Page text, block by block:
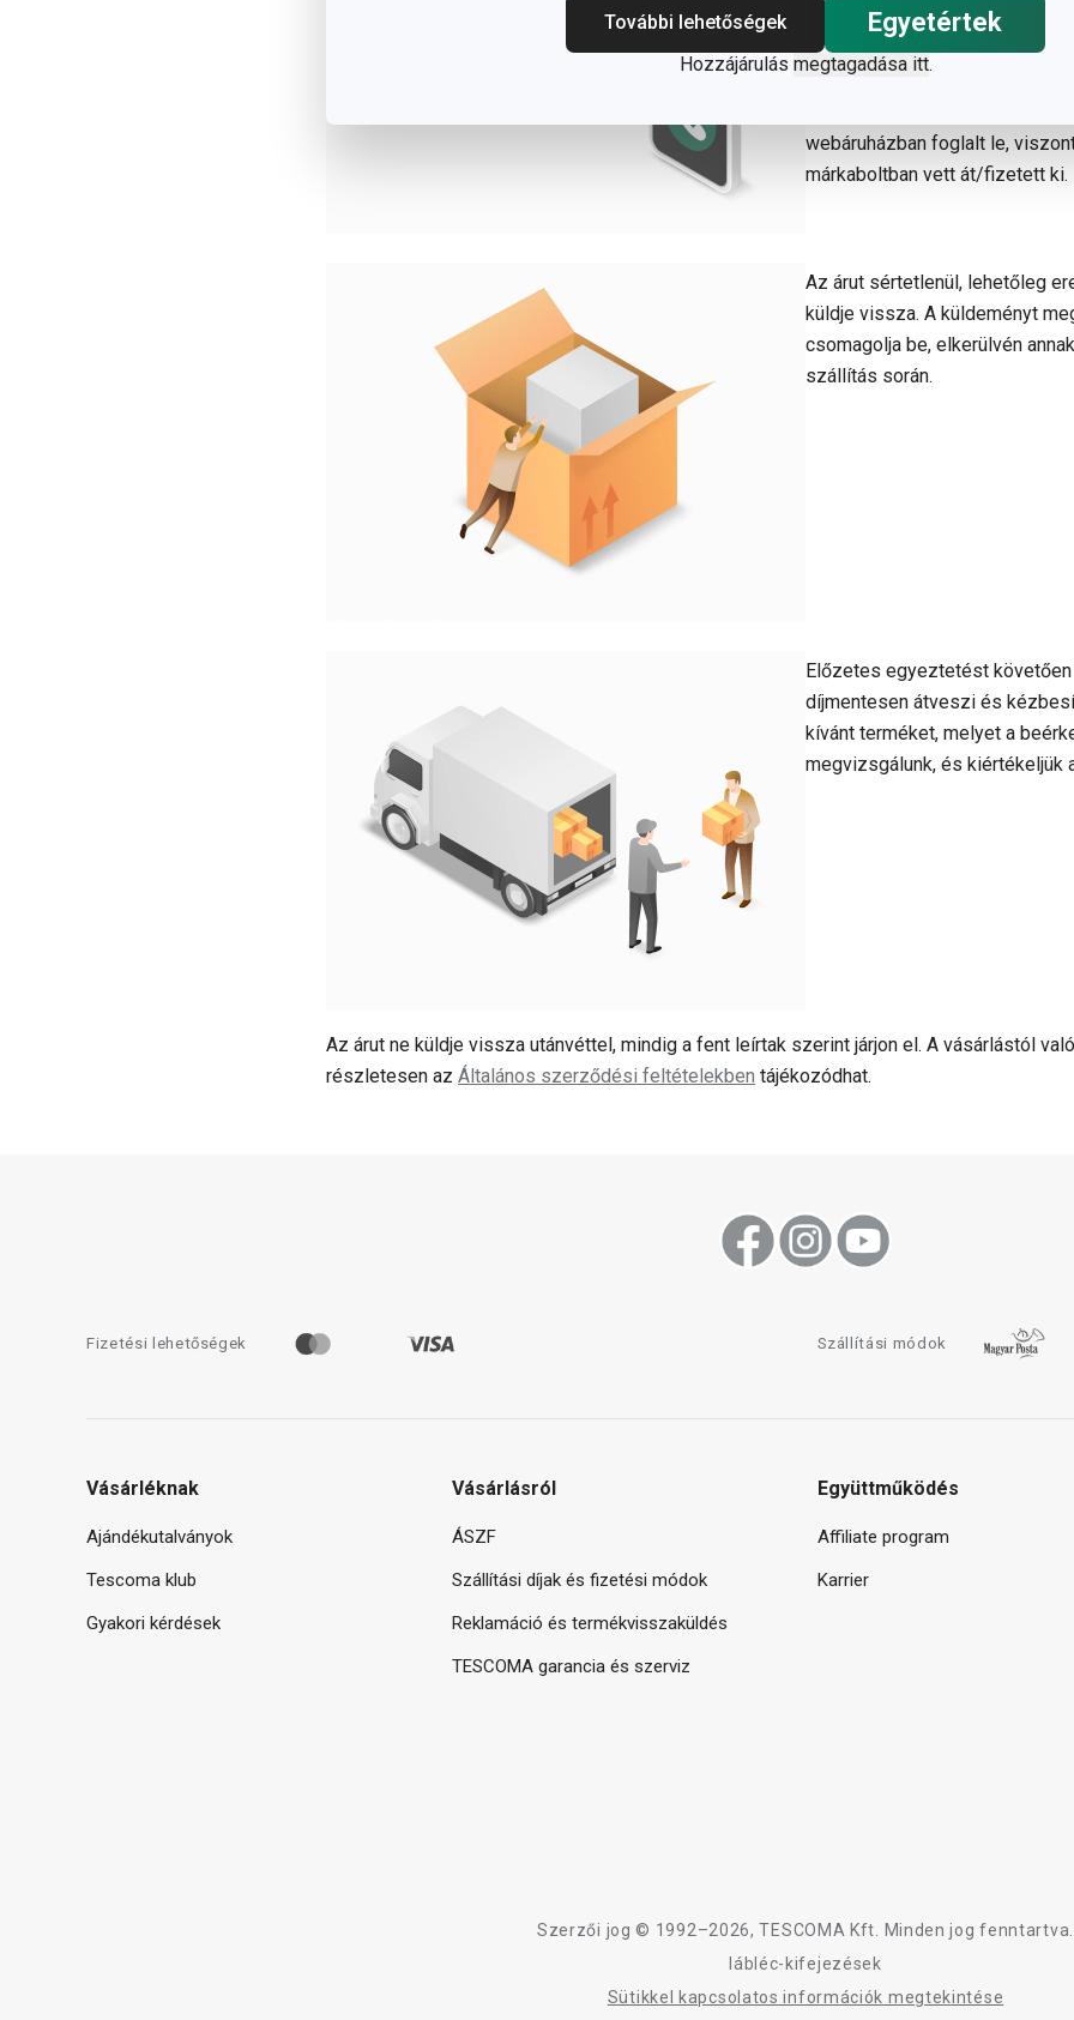
További lehetőségek
Egyetértek
Hozzájárulás megtagadása itt.
ügyfélszolgálatunkat a+36 80
A reklamáció során ne felejtse
megrendelési számát. A
webáruházban foglalt le,
márkaboltban vett át/fizetett ki.
Az árut sértetlenül, lehetőleg
küldje vissza. A küldeményt
csomagolja be, elkerülvén
szállítás során.
Előzetes egyeztetést követően
díjmentesen átveszi és
kívánt terméket, melyet a
megvizsgálunk, és kiértékeljük
Az árut ne küldje vissza utánvéttel, mindig a fent leírtak szerint járjon el. A vásárlástól
részletesen az Általános szerződési feltételekben tájékozódhat.
Fizetési lehetőségek Szállítási módok
Vásárléknak
Ajándékutalványok
Tescoma klub
Gyakori kérdések
Vásárlásról
ÁSZF
Szállítási díjak és fizetési módok
Reklamáció és termékvisszaküldés
TESCOMA garancia és szerviz
Együttműködés
Affiliate program
Karrier
Szerzői jog © 1992–2026, TESCOMA Kft. Minden jog fenntartva.
lábléc-kifejezések
Sütikkel kapcsolatos információk megtekintése